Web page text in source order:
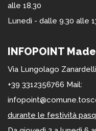
alle 18.30
Lunedì - dalle 9.30 alle
INFOPOINT
Via Lungolago
+39 3312356766 Mail:
durante le festività